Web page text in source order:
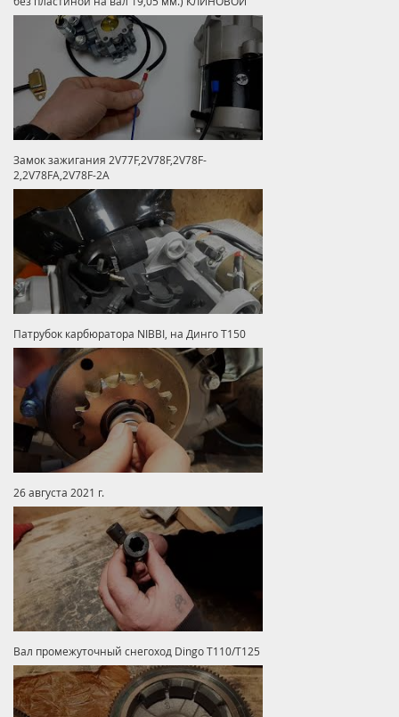
Замок зажигания 2V77F,2V78F,2V78F-
2,2V78FA,2V78F-2A
Патрубок карбюратора NIBBI, на Динго Т150
26 августа 2021 г.
Вал промежуточный снегоход Dingo T110/T125